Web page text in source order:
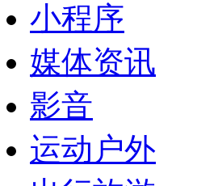
小程序
媒体资讯
影音
运动户外